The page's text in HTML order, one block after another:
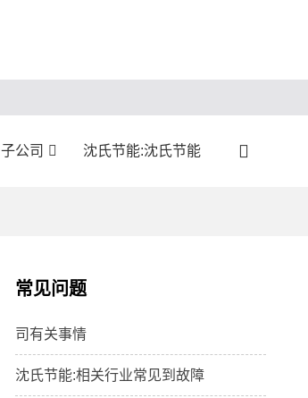
子公司 沈氏节能:沈氏节能
常见问题
司有关事情
沈氏节能:相关行业常见到故障